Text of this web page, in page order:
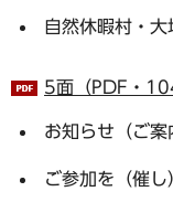
自然休暇村・
5面（PDF・
お知らせ（ご案
ご参加を（催し